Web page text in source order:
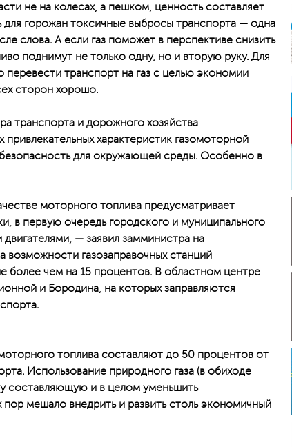
не на колесах, а пешком, ценность составляет
для горожан токсичные выбросы транспорта — одна
слова. А если газ поможет в перспективе снизить
поднимут не только одну, но и вторую руку. Для
перевести транспорт на газ с целью экономии
сторон хорошо.
транспорта и дорожного хозяйства
характеристик газомоторной
для окружающей среды. Особенно в
моторного топлива предусматривает
в первую очередь городского и муниципального
— заявил замминистра на
газозаправочных станций
более чем на 15 процентов. В областном центре
и Бородина, на которых заправляются
топлива составляют до 50 процентов от
Использование природного газа (в обиходе
составляющую и в целом уменьшить
мешало внедрить и развить столь экономичный